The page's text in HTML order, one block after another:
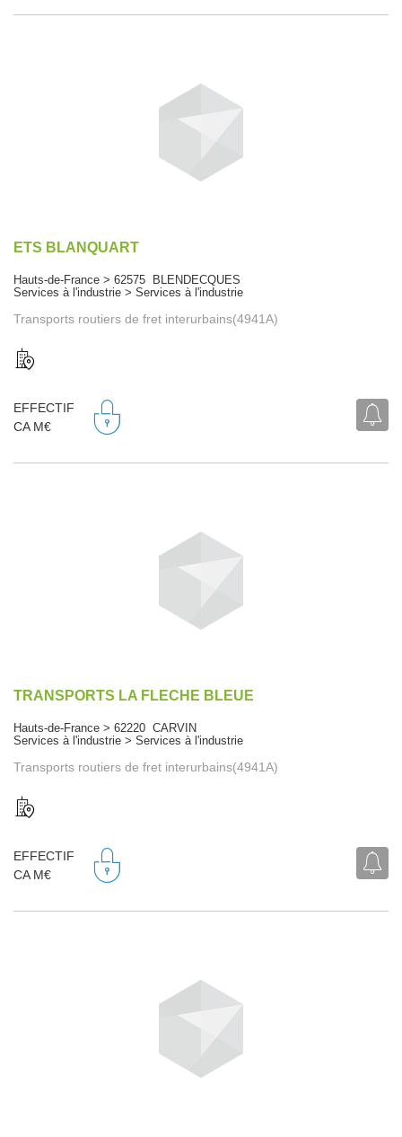
ETS BLANQUART
Hauts-de-France > 62575 BLENDECQUES
Services à l'industrie > Services à l'industrie
Transports routiers de fret interurbains(4941A)
EFFECTIF
CA M€
TRANSPORTS LA FLECHE BLEUE
Hauts-de-France > 62220 CARVIN
Services à l'industrie > Services à l'industrie
Transports routiers de fret interurbains(4941A)
EFFECTIF
CA M€